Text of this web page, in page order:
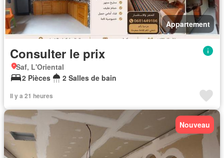
Appartement
Consulter le prix
Saf, L'Oriental
2 Pièces
2 Salles de bain
Il y a 21 heures
Nouveau